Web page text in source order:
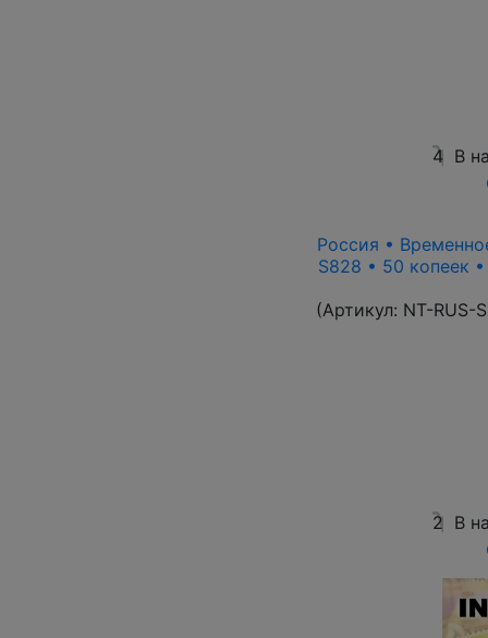
4 В
Россия •
S828 • 50 копеек
(Артикул: NT-RUS-
2 В